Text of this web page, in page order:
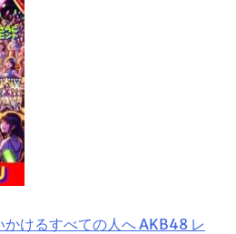
けるすべての人へ AKB48 レ